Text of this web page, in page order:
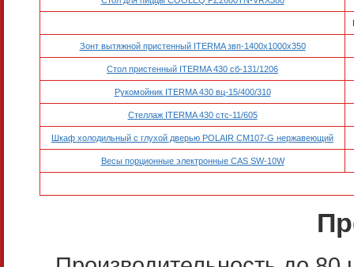
Зонт вытяжной пристенный ITERMA звп-1400х1000х350
Стол пристенный ITERMA 430 сб-131/1206
Рукомойник ITERMA 430 вц-15/400/310
Стеллаж ITERMA 430 стс-11/605
Шкаф холодильный с глухой дверью POLAIR CM107-G нержавеющий
Весы порционные электронные CAS SW-10W